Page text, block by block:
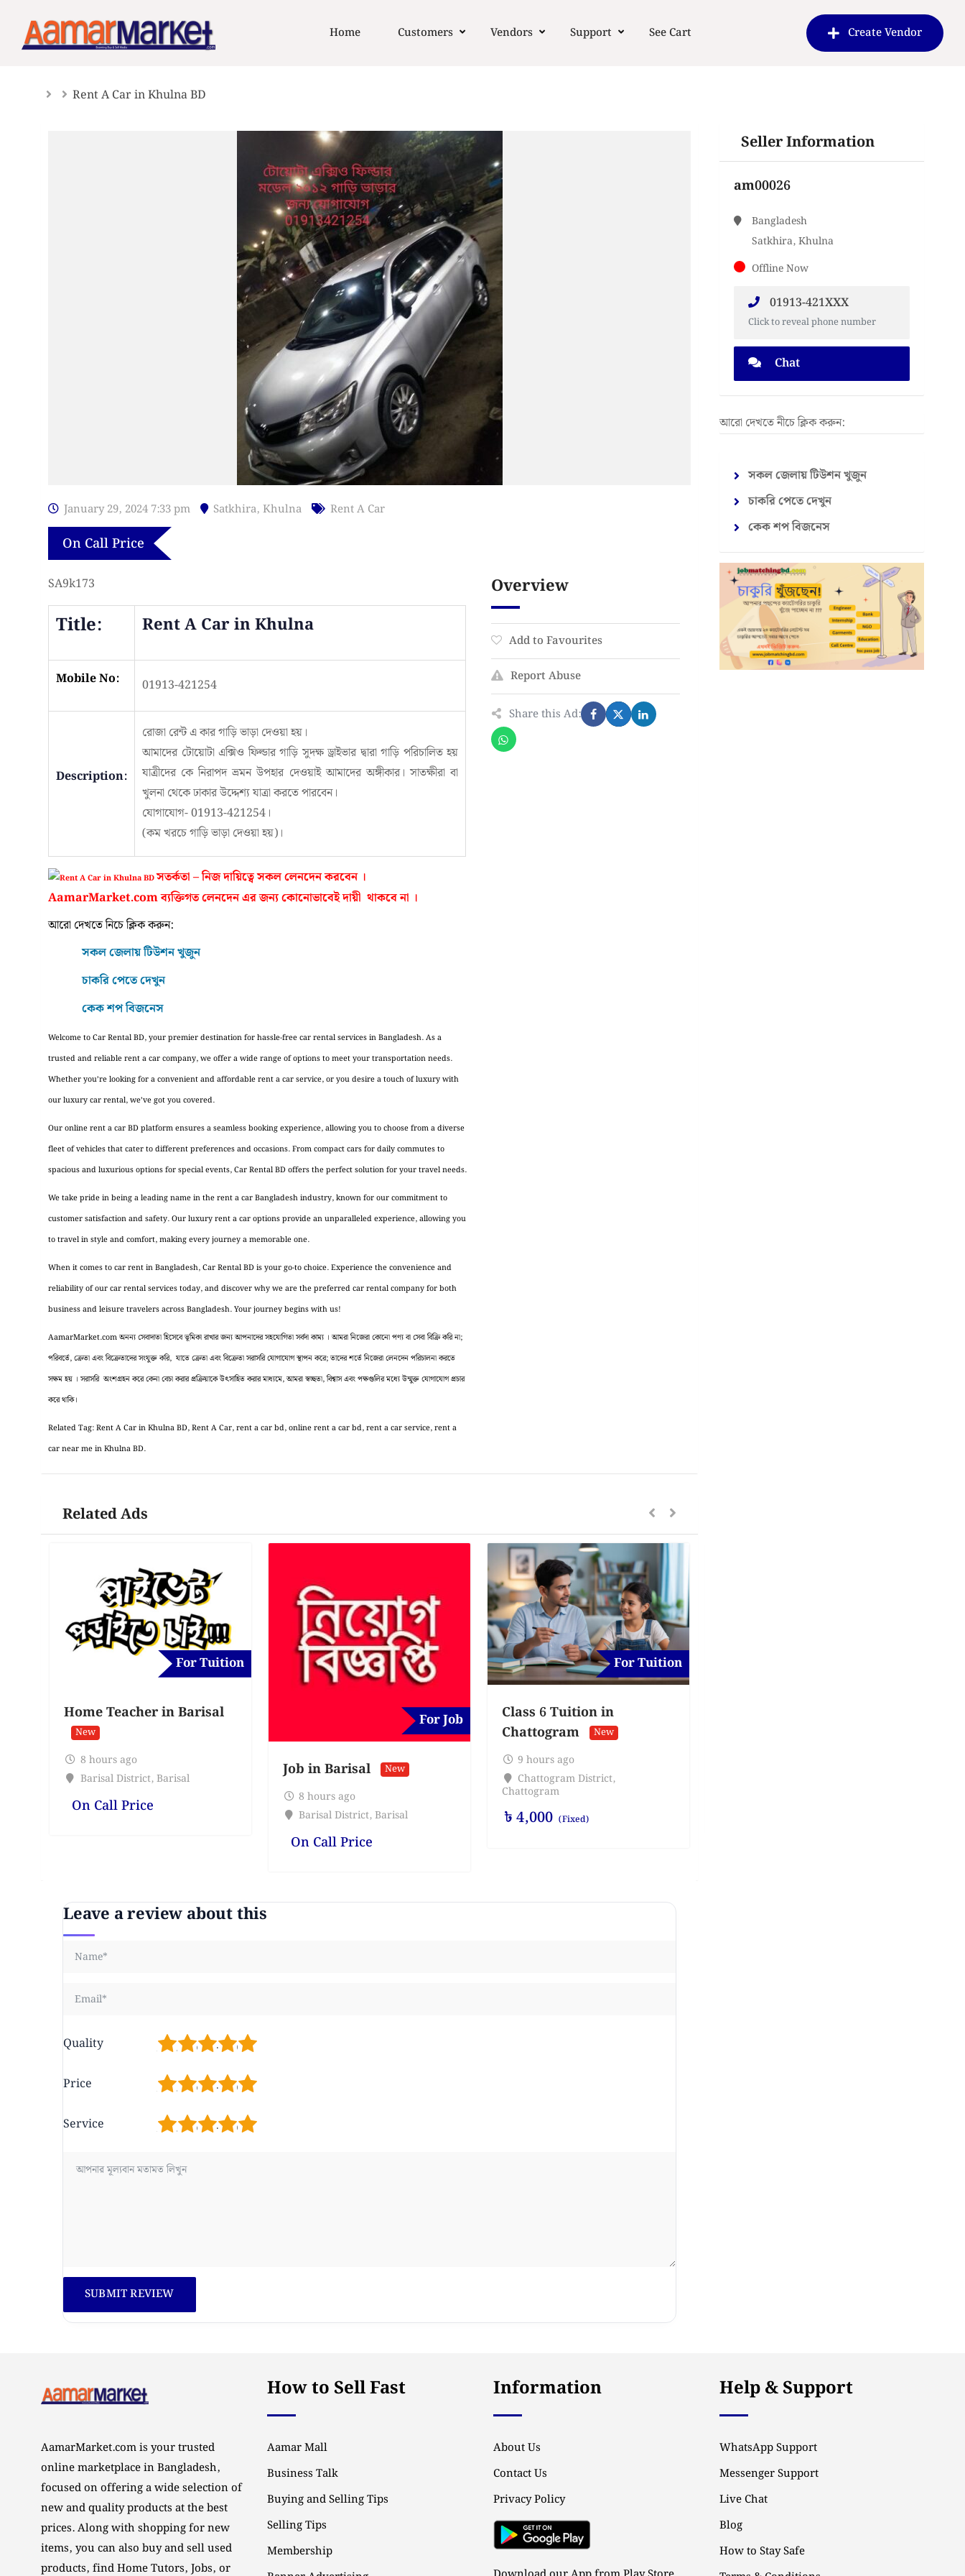
content
Home Customers Vendors Support See Cart Create Vendor
Rent A Car in Khulna BD
January 29, 2024 7:33 pm Satkhira, Khulna Rent A Car
On Call Price
SA9k173
Title: Rent A Car in Khulna
Mobile No: 01913-421254
Description:
রোজা রেন্ট এ কার গাড়ি ভাড়া দেওয়া হয়।
আমাদের টোয়োটা এক্সিও ফিল্ডার গাড়ি সুদক্ষ ড্রাইভার দ্বারা গাড়ি পরিচালিত হয়
যাত্রীদের কে নিরাপদ ভ্রমন উপহার দেওয়াই আমাদের অঙ্গীকার। সাতক্ষীরা বা
খুলনা থেকে ঢাকার উদ্দেশ্য যাত্রা করতে পারবেন।
যোগাযোগ- 01913-421254।
(কম খরচে গাড়ি ভাড়া দেওয়া হয়)।
সতর্কতা – নিজ দায়িত্বে সকল লেনদেন করবেন ।
AamarMarket.com ব্যক্তিগত লেনদেন এর জন্য কোনোভাবেই দায়ী থাকবে না ।
আরো দেখতে নিচে ক্লিক করুন:
সকল জেলায় টিউশন খুজুন
চাকরি পেতে দেখুন
কেক শপ বিজনেস
Welcome to Car Rental BD, your premier destination for hassle-free car rental services in Bangladesh. As a
trusted and reliable rent a car company, we offer a wide range of options to meet your transportation needs.
Whether you’re looking for a convenient and affordable rent a car service, or you desire a touch of luxury with
our luxury car rental, we’ve got you covered.
Our online rent a car BD platform ensures a seamless booking experience, allowing you to choose from a diverse
fleet of vehicles that cater to different preferences and occasions. From compact cars for daily commutes to
spacious and luxurious options for special events, Car Rental BD offers the perfect solution for your travel needs.
We take pride in being a leading name in the rent a car Bangladesh industry, known for our commitment to
customer satisfaction and safety. Our luxury rent a car options provide an unparalleled experience, allowing you
to travel in style and comfort, making every journey a memorable one.
When it comes to car rent in Bangladesh, Car Rental BD is your go-to choice. Experience the convenience and
reliability of our car rental services today, and discover why we are the preferred car rental company for both
business and leisure travelers across Bangladesh. Your journey begins with us!
AamarMarket.com অনন্য সেবাদাতা হিসেবে ভূমিকা রাখার জন্য আপনাদের সহযোগিতা সর্বদা কাম্য । আমরা নিজেরা কোনো পণ্য বা সেবা বিক্রি করি না;
পরিবর্তে, ক্রেতা এবং বিক্রেতাদের সংযুক্ত করি, যাতে ক্রেতা এবং বিক্রেতা সরাসরি যোগাযোগ স্থাপন করে; তাদের শর্তে নিজেরা লেনদেন পরিচালনা করতে
সক্ষম হয় । সরাসরি অংশগ্রহন করে কেনা বেচা করার প্রক্রিয়াকে উৎসাহিত করার মাধ্যমে, আমরা স্বচ্ছতা, বিশ্বাস এবং পক্ষগুলির মধ্যে উন্মুক্ত যোগাযোগ প্রচার
করে থাকি।
Related Tag: Rent A Car in Khulna BD, Rent A Car, rent a car bd, online rent a car bd, rent a car service, rent a
car near me in Khulna BD.
Overview
Add to Favourites
Report Abuse
Share this Ad:
Related Ads
For Tuition
Home Teacher in Barisal
New
8 hours ago
Barisal District, Barisal
On Call Price
For Job
Job in Barisal New
8 hours ago
Barisal District, Barisal
On Call Price
For Tuition
Class 6 Tuition in
Chattogram
New
9 hours ago
Chattogram District,
Chattogram
৳4,000 (Fixed)
Leave a review about this
Quality 5
4
3
2
Price 5
4
3
2
Service 5
4
3
2
Seller Information
am00026
Bangladesh
Satkhira, Khulna
Offline Now
01913-421XXX
Click to reveal phone number
Chat
আরো দেখতে নীচে ক্লিক করুন:
সকল জেলায় টিউশন খুজুন
চাকরি পেতে দেখুন
কেক শপ বিজনেস
AamarMarket.com is your trusted
online marketplace in Bangladesh,
focused on offering a wide selection of
new and quality products at the best
prices. Along with shopping for new
items, you can also buy and sell used
products, find Home Tutors, Jobs, or
How to Sell Fast
Aamar Mall
Business Talk
Buying and Selling Tips
Selling Tips
Membership
Information
About Us
Contact Us
Privacy Policy
Help & Support
WhatsApp Support
Messenger Support
Live Chat
Blog
How to Stay Safe